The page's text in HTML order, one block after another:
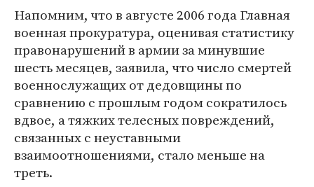
Напомним, что в августе 2006 года Главная
военная прокуратура, оценивая статистику
правонарушений в армии за минувшие
шесть месяцев, заявила, что число смертей
военнослужащих от дедовщины по
сравнению с прошлым годом сократилось
вдвое, а тяжких телесных повреждений,
связанных с неуставными
взаимоотношениями, стало меньше на
треть.